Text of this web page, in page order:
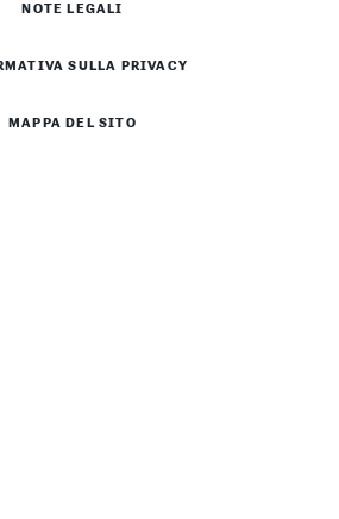
NOTE LEGALI
SULLA PRIVACY
MAPPA DEL SITO